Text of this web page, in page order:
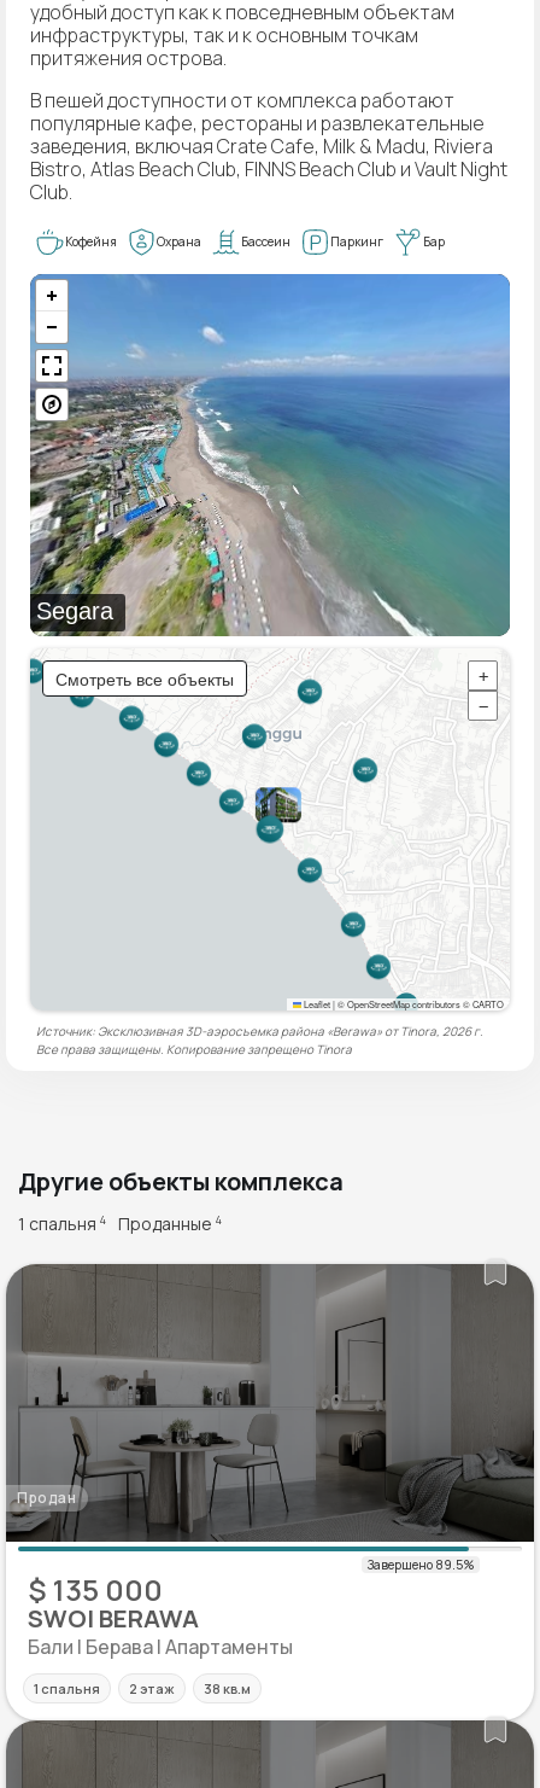
удобный доступ как к повседневным объектам
инфраструктуры, так и к основным точкам
притяжения острова.
В пешей доступности от комплекса работают
популярные кафе, рестораны и развлекательные
заведения, включая Crate Cafe, Milk & Madu, Riviera
Bistro, Atlas Beach Club, FINNS Beach Club и Vault Night
Club.
Кофейня Охрана Бассеин Паркинг Бар
Segara
Смотреть все объекты
+
−
Leaflet|© OpenStreetMap contributors © CARTO
Источник: Эксклюзивная 3D-аэросъемка района «Berawa» от Tinora, 2026 г.
Все права защищены. Копирование запрещено Tinora
Другие объекты комплекса
1 спальня 4 Проданные 4
Продан
$ 135 000
SWOI BERAWA
Бали | Берава | Апартаменты
1 спальня 2 этаж 38 кв.м